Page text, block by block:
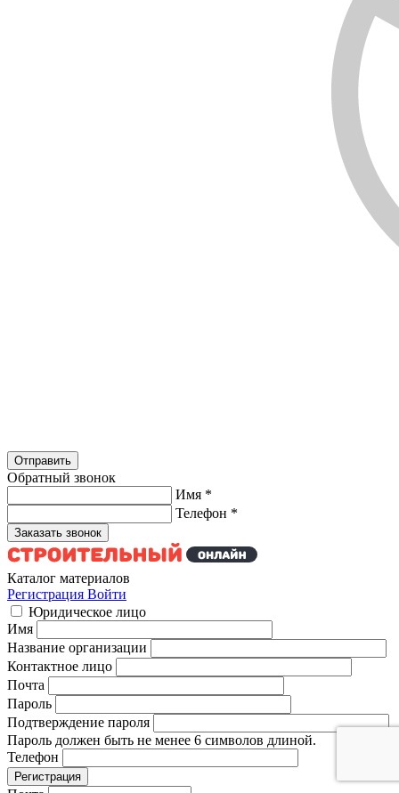
Обратный звонок
Имя *
Телефон *
Каталог материалов
Регистрация Войти
Юридическое лицо
Имя
Название организации
Контактное лицо
Почта
Пароль
Подтверждение пароля
Пароль должен быть не менее 6 символов длиной.
Телефон